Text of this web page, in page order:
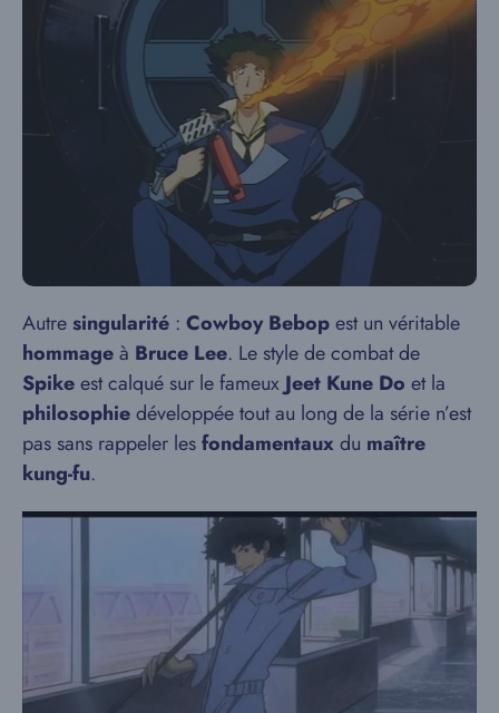
Autresingularité : Cowboy Bebopest un véritable
hommageà Bruce Lee. Le style de combat de
Spikeest calqué sur le fameux Jeet Kune Do et la
philosophiedéveloppée tout au long de la série n’est
pas sans rappeler lesfondamentaux du maître
kung-fu.